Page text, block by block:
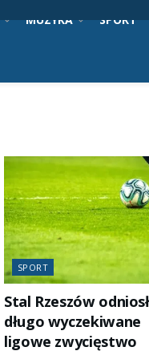
MUZYKA SPORT
SPORT
Stal Rzeszów
długo wyczekiwane
ligowe zwycięstwo